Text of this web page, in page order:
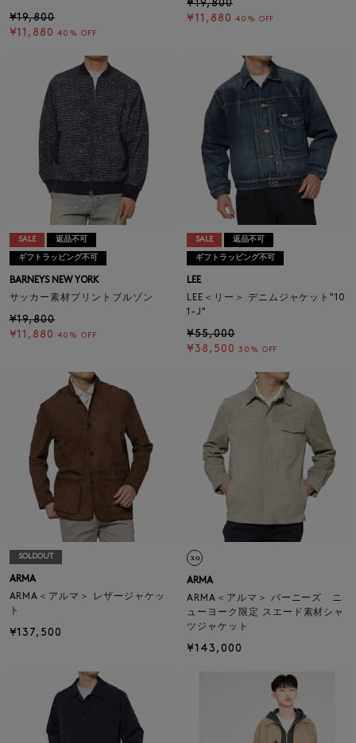
¥19,800
¥11,880 40% OFF
¥19,800
¥11,880 40% OFF
SALE 返品不可
ギフトラッピング不可
BARNEYS NEW YORK
サッカー素材プリントブルゾン
¥19,800
¥11,880 40% OFF
SALE 返品不可
ギフトラッピング不可
LEE
LEE＜リー＞ デニムジャケット"10
1-J"
¥55,000
¥38,500 30% OFF
SOLDOUT
ARMA
ARMA＜アルマ＞ レザージャケッ
ト
¥137,500
ARMA
ARMA＜アルマ＞ バーニーズ ニ
ューヨーク限定 スエード素材シャ
ツジャケット
¥143,000